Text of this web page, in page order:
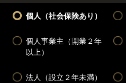
個人（社会保険あり）
個人事業主（開業２年
以上）
法人（設立２年未満）